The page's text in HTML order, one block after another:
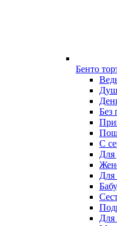
Бенто
Без
С
Для